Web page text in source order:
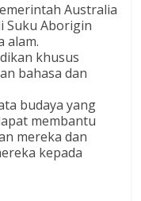
Australia
Suku Aborigin
alam.
khusus
bahasa dan
budaya yang
membantu
mereka dan
kepada